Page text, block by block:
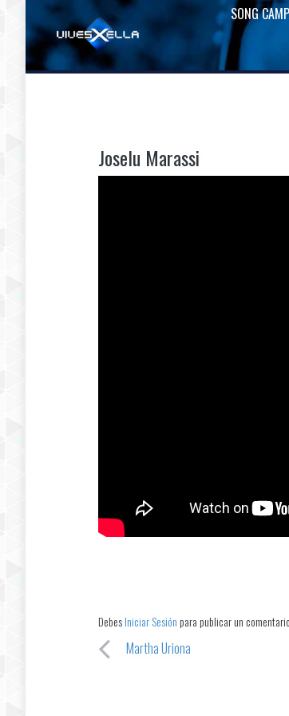
SONG
Joselu Marassi
DebesIniciar Sesión para publicar un
Post navigation
Martha Uriona